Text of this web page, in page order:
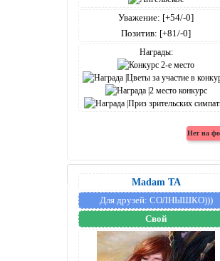
Уважение: [+54/-0]
Позитив: [+81/-0]
Награды:
Madam TA
Для друзей: СОЛНЫШКО)))
Свой